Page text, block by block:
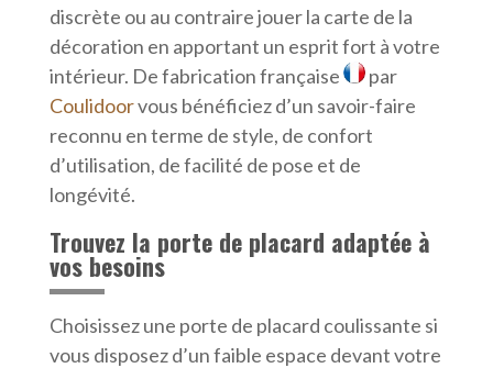
discrète ou au contraire jouer la carte de la
décoration en apportant un esprit fort à votre
intérieur. De fabrication française
par
Coulidoorvous bénéficiez d’un savoir-faire
reconnu en terme de style, de confort
d’utilisation, de facilité de pose et de
longévité.
Trouvez la porte de placard adaptée à
vos besoins
Choisissez une porte de placard coulissante si
vous disposez d’un faible espace devant votre